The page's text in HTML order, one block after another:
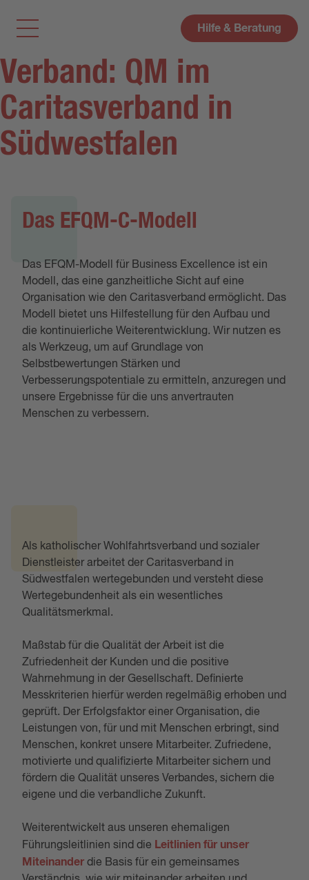
Hilfe & Beratung
Verband: QM im
Caritasverband in
Südwestfalen
Das EFQM-C-Modell
Das EFQM-Modell für Business Excellence ist ein
Modell, das eine ganzheitliche Sicht auf eine
Organisation wie den Caritasverband ermöglicht. Das
Modell bietet uns Hilfestellung für den Aufbau und
die kontinuierliche Weiterentwicklung. Wir nutzen es
als Werkzeug, um auf Grundlage von
Selbstbewertungen Stärken und
Verbesserungspotentiale zu ermitteln, anzuregen und
unsere Ergebnisse für die uns anvertrauten
Menschen zu verbessern.
Als katholischer Wohlfahrtsverband und sozialer
Dienstleister arbeitet der Caritasverband in
Südwestfalen wertegebunden und versteht diese
Wertegebundenheit als ein wesentliches
Qualitätsmerkmal.
Maßstab für die Qualität der Arbeit ist die
Zufriedenheit der Kunden und die positive
Wahrnehmung in der Gesellschaft. Definierte
Messkriterien hierfür werden regelmäßig erhoben und
geprüft. Der Erfolgsfaktor einer Organisation, die
Leistungen von, für und mit Menschen erbringt, sind
Menschen, konkret unsere Mitarbeiter. Zufriedene,
motivierte und qualifizierte Mitarbeiter sichern und
fördern die Qualität unseres Verbandes, sichern die
eigene und die verbandliche Zukunft.
Weiterentwickelt aus unseren ehemaligen
Führungsleitlinien sind die Leitlinien für unser
Miteinander die Basis für ein gemeinsames